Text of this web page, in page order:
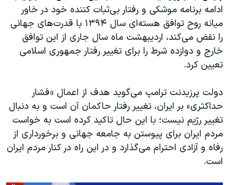
ادامه برنامه موشکی و رفتار بی‌ثبات کننده خود در خاور
میانه روح توافق هسته‌ای سال ۱۳۹۴ با قدرت‌های جهانی
را نقض می‌کند، اردیبهشت ماه سال جاری از این توافق
خارج و دوازده شرط را برای تغییر رفتار جمهوری اسلامی
تعیین کرد.
دولت پرزیدنت ترامپ می‌گوید هدف از اعمال «فشار
حداکثری» بر ایران، تغییر رفتار حاکمان آن است و به دنبال
تغییر رژیم نیست؛ با این حال تاکید کرده است به خواست
مردم ایران برای پیوستن به جامعه جهانی و برخورداری از
رفاه و آزادی احترام می‌گذارد و در این راه در کنار مردم ایران
است.